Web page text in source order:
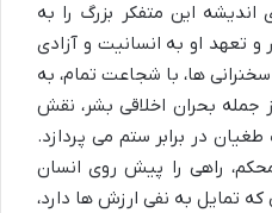
اندیشه این متفکر بزرگ را به
تعهد او به انسانیت و آزادی
ها، با شجاعت تمام، به
بحران اخلاقی بشر، نقش
در برابر ستم می پردازد.
محکم، راهی را پیش روی انسان
تمایل به نفی ارزش ها دارد،